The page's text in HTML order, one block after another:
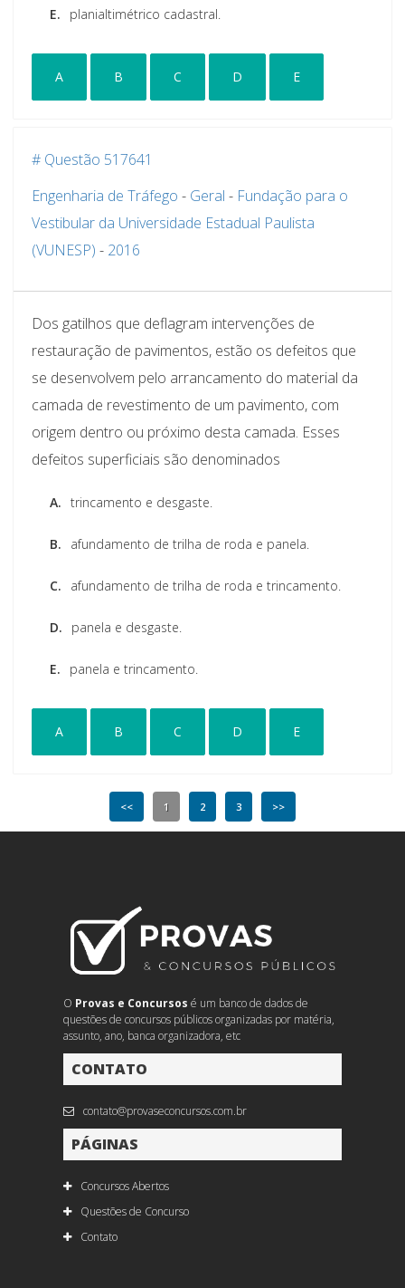
E. planialtimétrico cadastral.
A B C D E
# Questão 517641
Engenharia de Tráfego - Geral - Fundação para o
Vestibular da Universidade Estadual Paulista
(VUNESP) - 2016
Dos gatilhos que deflagram intervenções de
restauração de pavimentos, estão os defeitos que
se desenvolvem pelo arrancamento do material da
camada de revestimento de um pavimento, com
origem dentro ou próximo desta camada. Esses
defeitos superficiais são denominados
A. trincamento e desgaste.
B. afundamento de trilha de roda e panela.
C. afundamento de trilha de roda e trincamento.
D. panela e desgaste.
E. panela e trincamento.
A B C D E
<< 1 2 3 >>
O Provas e Concursos é um banco de dados de
questões de concursos públicos organizadas por matéria,
assunto, ano, banca organizadora, etc
CONTATO
contato@provaseconcursos.com.br
PÁGINAS
Concursos Abertos
Questões de Concurso
Contato